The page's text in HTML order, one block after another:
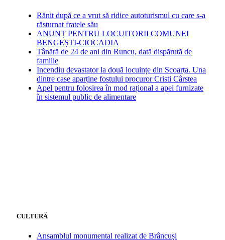
Rănit după ce a vrut să ridice autoturismul cu care s-a
răsturnat fratele său
ANUNȚ PENTRU LOCUITORII COMUNEI
BENGEȘTI-CIOCADIA
Tânără de 24 de ani din Runcu, dată dispărută de
familie
Incendiu devastator la două locuințe din Scoarța. Una
dintre case aparține fostului procuror Cristi Cârstea
Apel pentru folosirea în mod rațional a apei furnizate
în sistemul public de alimentare
CULTURĂ
Ansamblul monumental realizat de Brâncuși